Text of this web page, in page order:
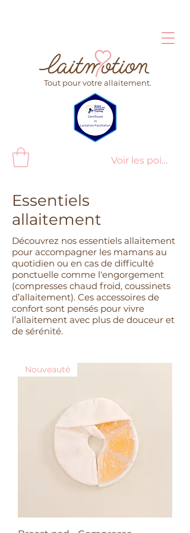
Voir les points
Tout pour votre allaitement.
Essentiels
allaitement
Découvrez nos essentiels allaitement
pour accompagner les mamans au
quotidien ou en cas de difficulté
ponctuelle comme l'engorgement
(compresses chaud froid, coussinets
d’allaitement). Ces accessoires de
confort sont pensés pour vivre
l’allaitement avec plus de douceur et
de sérénité.
Nouveauté